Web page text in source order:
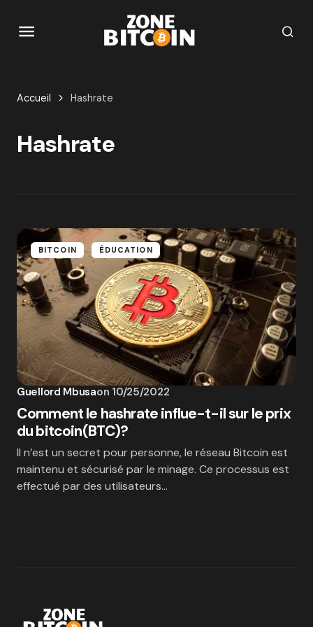
Accueil Hashrate
Hashrate
BITCOIN ÉDUCATION
Guellord Mbusaon 10/25/2022
Comment le hashrate influe-t-il sur le prix
du bitcoin(BTC)?
Il n’est un secret pour personne, le réseau Bitcoin est
maintenu et sécurisé par le minage. Ce processus est
effectué par des utilisateurs…